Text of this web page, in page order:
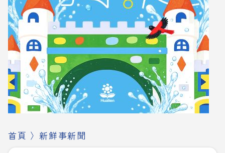
首頁 〉 新鮮事新聞